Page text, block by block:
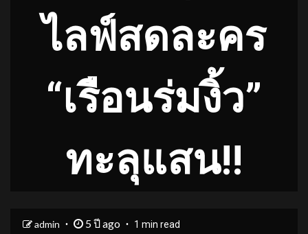
ไลฟ์สดละคร
“เรือนร่มงิ้ว”
ทะลุแสน!!
admin 5 ปี ago 1 min read